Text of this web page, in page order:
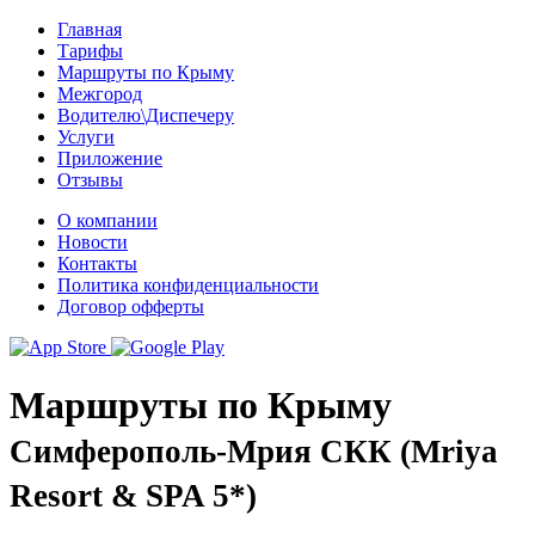
Главная
Тарифы
Маршруты по Крыму
Межгород
Водителю\Диспечеру
Услуги
Приложение
Отзывы
О компании
Новости
Контакты
Политика конфиденциальности
Договор офферты
Маршруты по Крыму
Симферополь-Мрия СКК (Mriya
Resort & SPA 5*)